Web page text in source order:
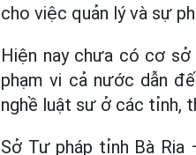
cho việc quản lý và sự
Hiện nay chưa có cơ
phạm vi cả nước dẫn
nghề luật sư ở các tỉnh,
Sở Tư pháp tỉnh Bà Rịa